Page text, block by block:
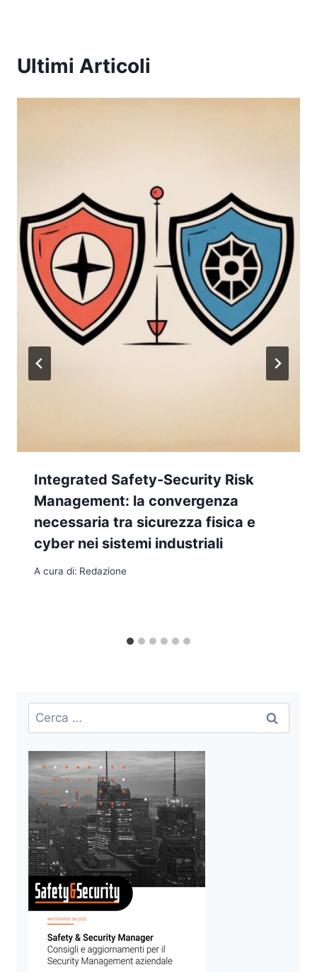
Ultimi Articoli
Integrated Safety-Security Risk
Management: la convergenza
necessaria tra sicurezza fisica e
cyber nei sistemi industriali
A cura di: Redazione
Ricerca
per: